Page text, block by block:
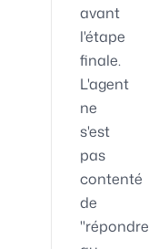
avant
l'étape
finale.
L'agent
ne
s'est
pas
contenté
de
"répondre